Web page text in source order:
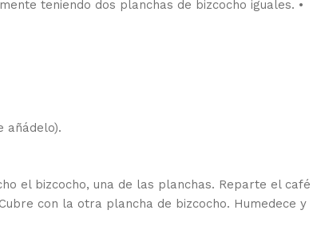
teniendo dos planchas de bizcocho iguales. •
añádelo).
el bizcocho, una de las planchas. Reparte el café
con la otra plancha de bizcocho. Humedece y